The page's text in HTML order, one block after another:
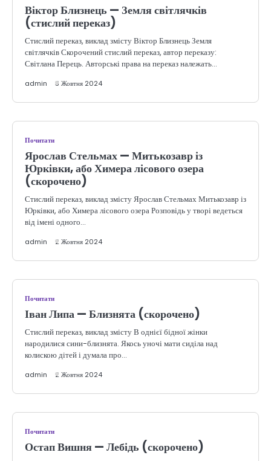
Віктор Близнець — Земля світлячків
(стислий переказ)
Стислий переказ, виклад змісту Віктор Близнець Земля
світлячків Скорочений стислий переказ, автор переказу:
Світлана Перець. Авторські права на переказ належать…
admin 3 Жовтня 2024
Почитати
Ярослав Стельмах — Митькозавр із
Юрківки, або Химера лісового озера
(скорочено)
Стислий переказ, виклад змісту Ярослав Стельмах Митькозавр із
Юрківки, або Химера лісового озера Розповідь у творі ведеться
від імені одного…
admin 2 Жовтня 2024
Почитати
Іван Липа — Близнята (скорочено)
Стислий переказ, виклад змісту В однієї бідної жінки
народилися сини-близнята. Якось уночі мати сиділа над
колискою дітей і думала про…
admin 2 Жовтня 2024
Почитати
Остап Вишня — Лебідь (скорочено)